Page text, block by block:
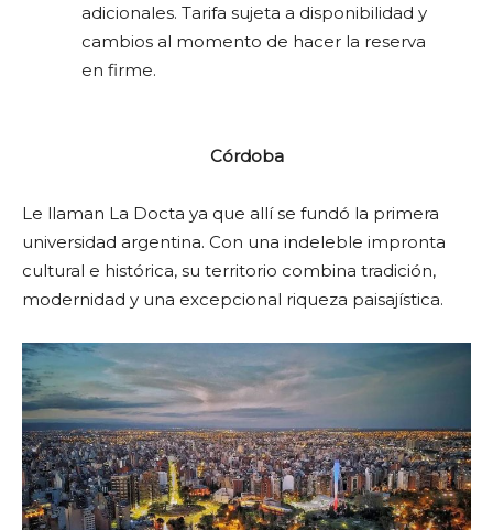
adicionales. Tarifa sujeta a disponibilidad y
cambios al momento de hacer la reserva
en firme.
Córdoba
Le llaman La Docta ya que allí se fundó la primera
universidad argentina. Con una indeleble impronta
cultural e histórica, su territorio combina tradición,
modernidad y una excepcional riqueza paisajística.